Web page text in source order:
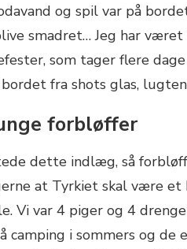
og spil var på
smadret… Jeg har
som tager flere
fra shots glas,
forbløffer
dette indlæg, så
at Tyrkiet skal være
Vi var 4 piger og 4
camping i sommers og